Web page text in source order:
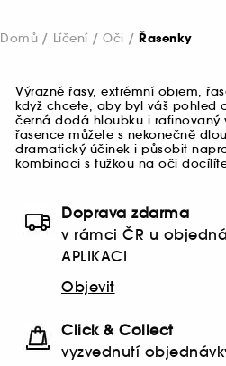
Domů Líčení Oči Řasenky
Výrazné řasy, extrémní objem,
když chcete, aby byl váš pohled
černá dodá hloubku i rafinovaný
řasence můžete s nekonečně
dramatický účinek i působit
kombinaci s tužkou na oči
Doprava zdarma
v rámci ČR u
APLIKACI
Objevit
Click & Collect
vyzvednutí